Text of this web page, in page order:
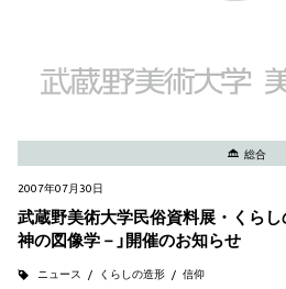
総合
2007年07月30日
武蔵野美術大学民俗資料展・くらし
神の図像学－」開催のお知らせ
ニュース くらしの造形 信仰